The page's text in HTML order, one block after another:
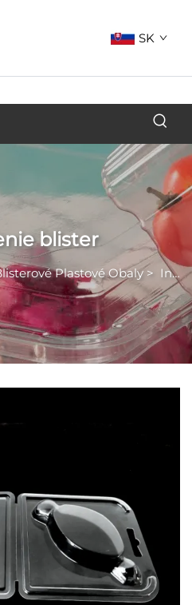
SK
blister
Plastové Obaly> Iné balenie blister